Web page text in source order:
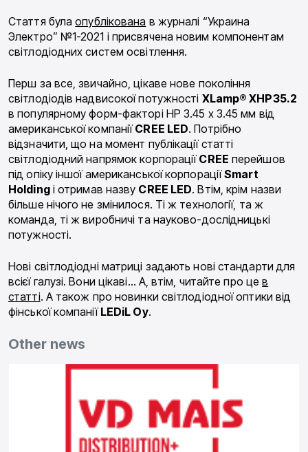
Стаття булаопублікована в журналі “Украина
Электро” №1-2021 і присвячена новим компонентам
світлодіодних систем освітлення.
Перш за все, звичайно, цікаве нове покоління
світлодіодів надвисокої потужності XLamp® XHP35.2
в популярному форм-факторі HP 3.45 x 3.45 мм від
американської компанії CREE LED. Потрібно
відзначити, що на момент публікації статті
світлодіодний напрямок корпорації CREE перейшов
під опіку іншої американської корпораціїSmart
Holdingі отримав назву CREE LED. Втім, крім назви
більше нічого не змінилося. Ті ж технології, та ж
команда, ті ж виробничі та науково-дослідницькі
потужності.
Нові світлодіодні матриці задають нові стандарти для
всієї галузі. Вони цікаві… А, втім, читайте про цев
статті. А також про новинки світлодіодної оптики від
фінської компанії LEDiL Oy.
Other news